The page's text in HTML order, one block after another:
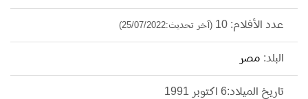
عدد الأفلام: 10 (آخر تحديث:25/07/2022)
البلد: مصر
تاريخ الميلاد:6 اكتوبر 1991